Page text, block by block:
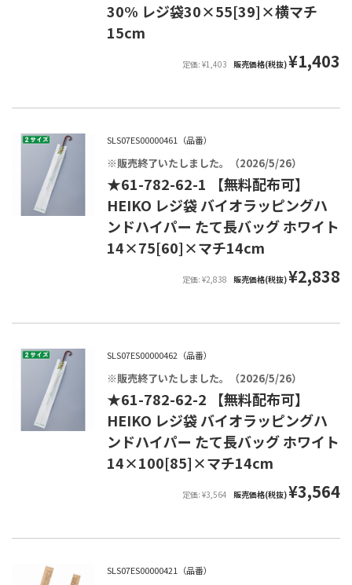
30% レジ袋30×55[39]×横マチ
15cm
定価: ¥1,403 販売価格(税抜)¥1,403
SLS07ES00000461（品番）
※販売終了いたしました。（2026/5/26）
★61-782-62-1 【無料配布可】
HEIKO レジ袋 バイオラッピングハ
ンドハイパー たて長バッグ ホワイト
14×75[60]×マチ14cm
定価: ¥2,838 販売価格(税抜)¥2,838
SLS07ES00000462（品番）
※販売終了いたしました。（2026/5/26）
★61-782-62-2 【無料配布可】
HEIKO レジ袋 バイオラッピングハ
ンドハイパー たて長バッグ ホワイト
14×100[85]×マチ14cm
定価: ¥3,564 販売価格(税抜)¥3,564
SLS07ES00000421（品番）